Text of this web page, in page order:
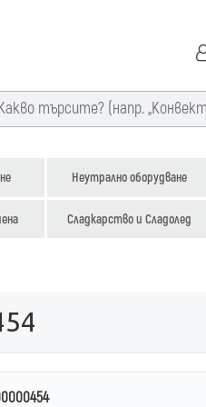
Неутрално оборудване
Сладкарство и Сладолед